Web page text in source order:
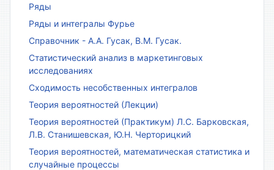
Ряды
Ряды и интегралы Фурье
Справочник - А.А. Гусак, В.М. Гусак.
Статистический анализ в маркетинговых
исследованиях
Сходимость несобственных интегралов
Теория вероятностей (Лекции)
Теория вероятностей (Практикум) Л.С. Барковская,
Л.В. Станишевская, Ю.Н. Черторицкий
Теория вероятностей, математическая статистика и
случайные процессы